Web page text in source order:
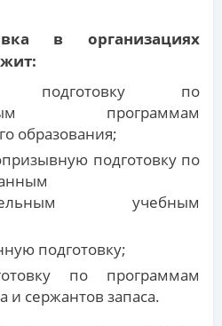
в организациях
подготовку по
программам
образования;
подготовку по
учебным
подготовку;
по программам
и сержантов запаса.